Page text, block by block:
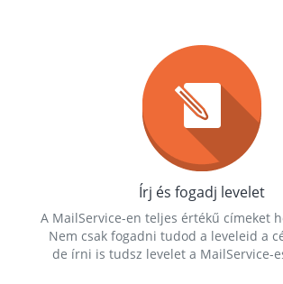
Írj és fogadj levelet
A MailService-en teljes értékű címeket
Nem csak fogadni tudod a leveleid a
de írni is tudsz levelet a MailService-